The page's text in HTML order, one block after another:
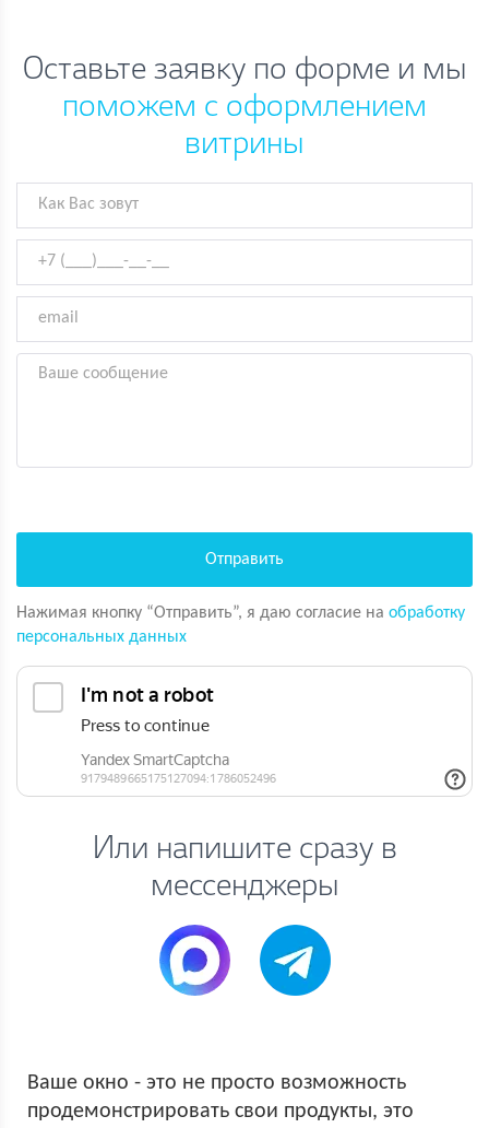
Оставьте заявку по форме и мы
поможем с оформлением
витрины
Нажимая кнопку “Отправить”, я даю согласие на обработку
персональных данных
Или напишите сразу в
мессенджеры
Ваше окно - это не просто возможность
продемонстрировать свои продукты, это